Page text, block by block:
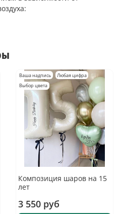
Ваша надпись
Любая цифра
Выбор цвета
Композиция шаров на 15
лет
3 550 руб